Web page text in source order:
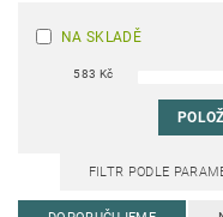
NA SKLADĚ
583 Kč
FILTR PODLE